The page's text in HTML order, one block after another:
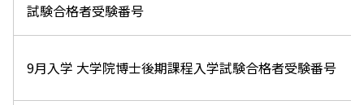
試験合格者受験番号
9月入学 大学院博士後期課程入学試験合格者受験番号